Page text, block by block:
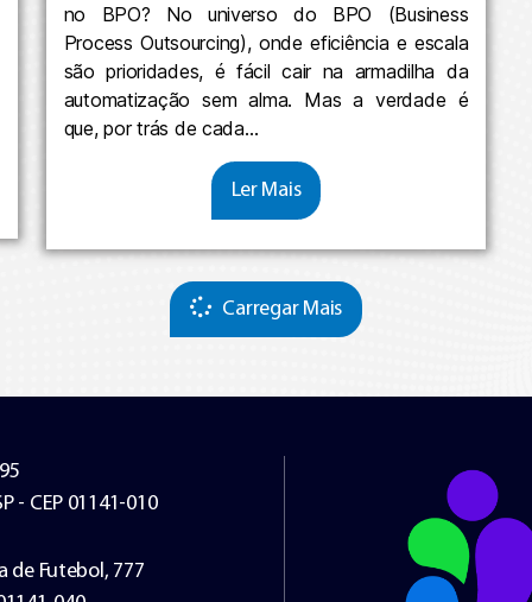
no BPO? No universo do BPO (Business
Process Outsourcing), onde eficiência e escala
são prioridades, é fácil cair na armadilha da
automatização sem alma. Mas a verdade é
que, por trás de cada…
Ler Mais
Carregar Mais
- CEP 01141-010
de Futebol, 777